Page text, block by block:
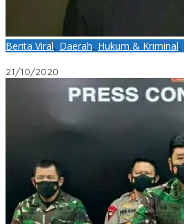
Berita Viral, Daerah, Hukum & Kriminal,
21/10/2020